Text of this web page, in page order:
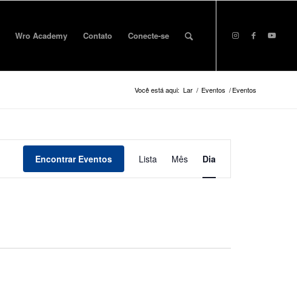
Wro Academy Contato Conecte-se
Você está aqui: Lar / Eventos /Eventos
Encontrar Eventos
Evento
Veja
Lista Mês Dia